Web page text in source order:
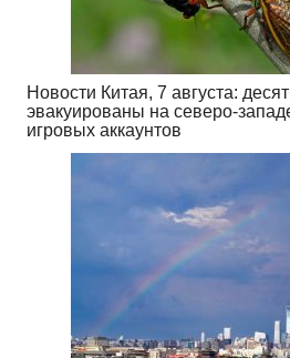
Новости Китая, 7 августа:
эвакуированы на северо-
игровых аккаунтов